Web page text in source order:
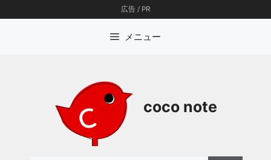
ン
広告 / PR
メニュー
coco note